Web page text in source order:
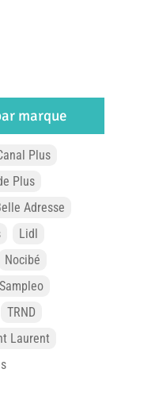
marque
Plus
Plus
Adresse
Lidl
Nocibé
Sampleo
TRND
Laurent